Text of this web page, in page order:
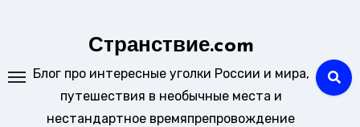
Странствие.com
Блог про интересные уголки России и мира,
путешествия в необычные места и
нестандартное времяпрепровождение